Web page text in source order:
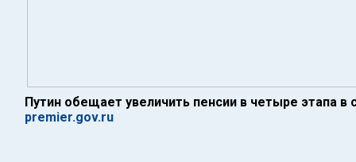
Путин обещает увеличить пенсии в четыре этапа в
premier.gov.ru